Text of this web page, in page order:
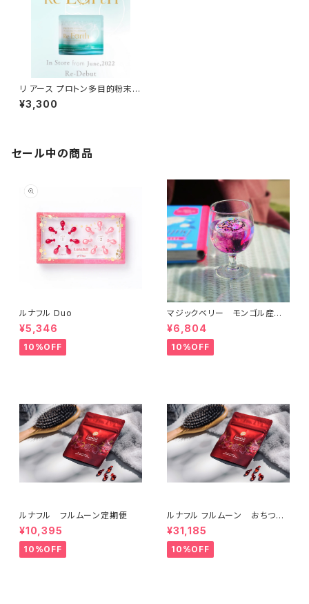
リ アース プロトン多目的粉末洗
剤
¥3,300
セール中の商品
ルナフル Duo
¥5,346
10%OFF
マジックベリー モンゴル産
黒クコ 定期便
¥6,804
10%OFF
ルナフル フルムーン定期便
¥10,395
10%OFF
ルナフル フルムーン おちつ
育 集中コース3ヶ月分
¥31,185
10%OFF